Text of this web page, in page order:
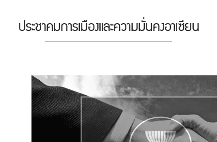
ประชาคมการเมืองและความมั่นคงอาเซียน